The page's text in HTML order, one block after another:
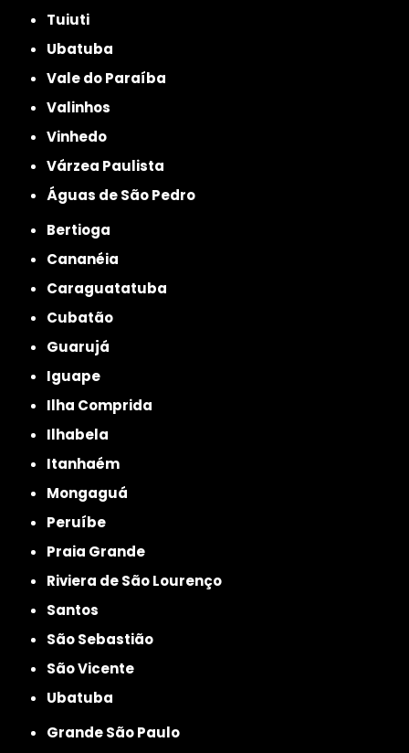
Tuiuti
Ubatuba
Vale do Paraíba
Valinhos
Vinhedo
Várzea Paulista
Águas de São Pedro
Bertioga
Cananéia
Caraguatatuba
Cubatão
Guarujá
Iguape
Ilha Comprida
Ilhabela
Itanhaém
Mongaguá
Peruíbe
Praia Grande
Riviera de São Lourenço
Santos
São Sebastião
São Vicente
Ubatuba
Grande São Paulo